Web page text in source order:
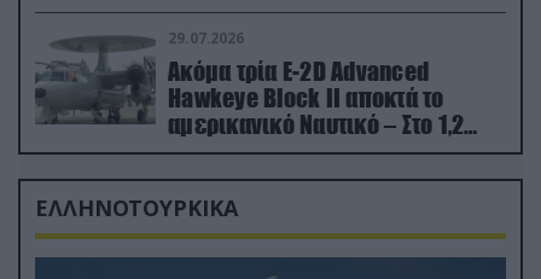
29.07.2026
Ακόμα τρία E-2D Advanced
Hawkeye Block II αποκτά το
αμερικανικό Ναυτικό – Στο 1,2
δισ.δολάρια το κόστος
ΕΛΛΗΝΟΤΟΥΡΚΙΚΑ